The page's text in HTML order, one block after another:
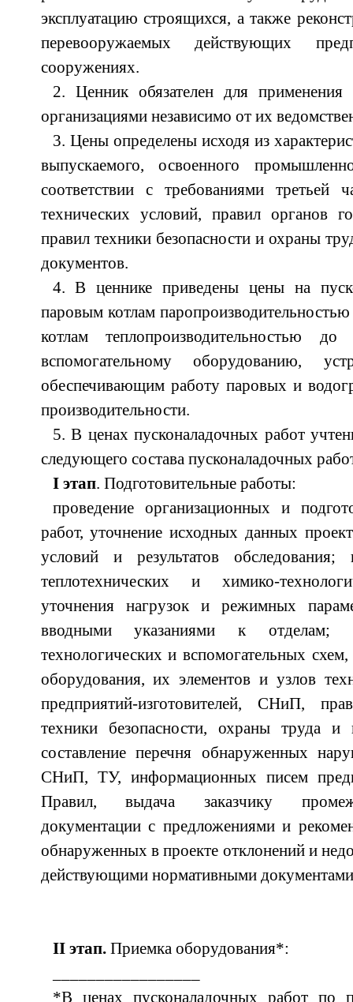
эксплуатацию строящихся, а также
перевооружаемых действующих
сооружениях.
2. Ценник обязателен для
организациями независимо от их
3. Цены определены исходя из
выпускаемого, освоенного
соответствии с требованиями третьей
технических условий, правил органов
правил техники безопасности и охраны
документов.
4. В ценнике приведены цены на
паровым котлам
котлам теплопроизводительностью
вспомогательному оборудованию,
обеспечивающим работу паровых и
производительности.
5. В ценах пусконаладочных работ
следующего состава пусконаладочных
I этап. Подготовительные работы:
проведение организационных и
работ, уточнение исходных данных
условий и результатов обследования;
теплотехнических и химико-
уточнения нагрузок и режимных
вводными указаниями к отделам;
технологических и вспомогательных
оборудования, их элементов и узлов
предприятий-изготовителей, СНиП,
техники безопасности, охраны труда и
составление перечня обнаруженных
СНиП, ТУ, информационных писем
Правил, выдача заказчику
документации с предложениями и
обнаруженных в проекте отклонений и
действующими нормативными
II этап.Приемка оборудования*:
*В ценах пусконаладочных работ по